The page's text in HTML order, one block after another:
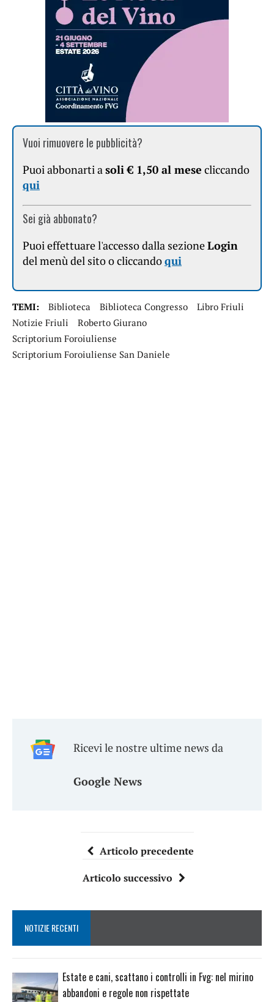
Vuoi rimuovere le pubblicità?
Puoi abbonarti asoli € 1,50 al mese cliccando
qui
Sei già abbonato?
Puoi effettuare l'accesso dalla sezioneLogin
del menù del sito o cliccandoqui
TEMI: Biblioteca Biblioteca Congresso
Libro Friuli
Notizie Friuli
Roberto Giurano
Scriptorium Foroiuliense
Scriptorium Foroiuliense San Daniele
Ricevi le nostre ultime news da
Google News
Articolo precedente
Articolo successivo
NOTIZIE RECENTI
Estate e cani, scattano i controlli in Fvg: nel mirino
abbandoni e regole non rispettate